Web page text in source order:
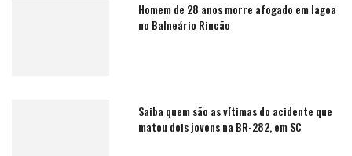
Homem de 28 anos morre afogado em lagoa
no Balneário Rincão
Saiba quem são as vítimas do acidente que
matou dois jovens na BR-282, em SC